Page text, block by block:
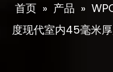
首页 » 产品 »
度现代室内45毫米